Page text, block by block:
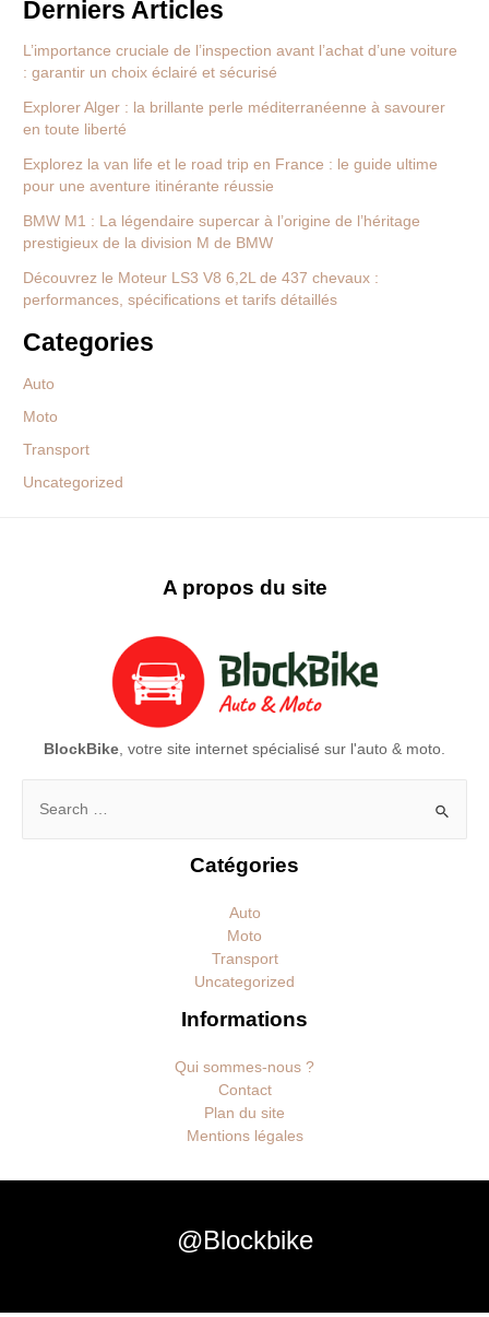
Derniers Articles
L’importance cruciale de l’inspection avant l’achat d’une voiture
: garantir un choix éclairé et sécurisé
Explorer Alger : la brillante perle méditerranéenne à savourer
en toute liberté
Explorez la van life et le road trip en France : le guide ultime
pour une aventure itinérante réussie
BMW M1 : La légendaire supercar à l’origine de l’héritage
prestigieux de la division M de BMW
Découvrez le Moteur LS3 V8 6,2L de 437 chevaux :
performances, spécifications et tarifs détaillés
Categories
Auto
Moto
Transport
Uncategorized
A propos du site
BlockBike , votre site internet spécialisé sur l'auto & moto.
Rechercher :
Catégories
Auto
Moto
Transport
Uncategorized
Informations
Qui sommes-nous ?
Contact
Plan du site
Mentions légales
@Blockbike